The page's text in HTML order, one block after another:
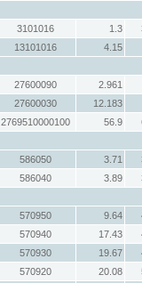
3101016 1.3
13101016
4.15
27600090
2.961
27600030
12.183
2769510000100 56.9
586050 3.71
586040 3.89
570950 9.64
570940 17.43
570930 19.67
570920 20.08